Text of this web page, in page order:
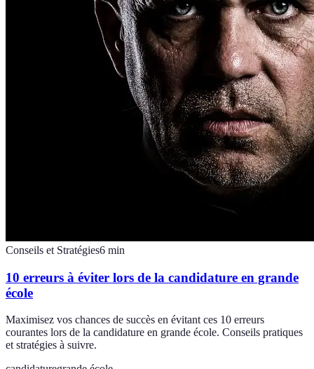
Conseils et Stratégies6 min
10 erreurs à éviter lors de la candidature en grande
école
Maximisez vos chances de succès en évitant ces 10 erreurs
courantes lors de la candidature en grande école. Conseils pratiques
et stratégies à suivre.